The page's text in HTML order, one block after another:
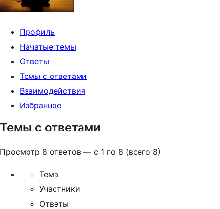
Профиль
Начатые темы
Ответы
Темы с ответами
Взаимодействия
Избранное
Темы с ответами
Просмотр 8 ответов — с 1 по 8 (всего 8)
Тема
Участники
Ответы